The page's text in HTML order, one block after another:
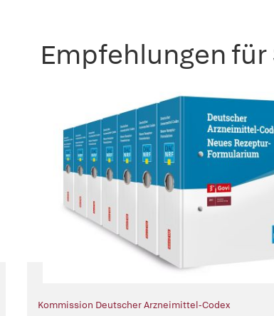
Empfehlungen für
Kommission Deutscher Arzneimittel-Codex